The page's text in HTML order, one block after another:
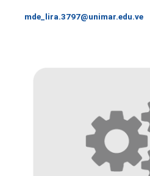
mde_lira.3797@unimar.edu.ve